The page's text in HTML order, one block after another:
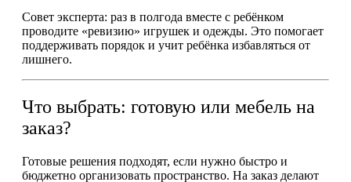
Совет эксперта: раз в полгода вместе с ребёнком
проводите «ревизию» игрушек и одежды. Это помогает
поддерживать порядок и учит ребёнка избавляться от
лишнего.
Что выбрать: готовую или мебель на
заказ?
Готовые решения подходят, если нужно быстро и
бюджетно организовать пространство. На заказ делают